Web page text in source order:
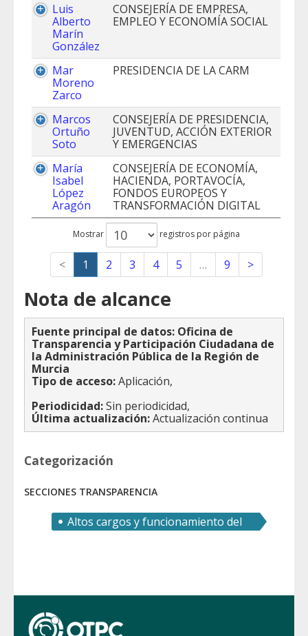
Luis
Alberto
Marín
González
CONSEJERÍA DE EMPRESA,
EMPLEO Y ECONOMÍA SOCIAL
Mar
Moreno
Zarco
PRESIDENCIA DE LA CARM
Marcos
Ortuño
Soto
CONSEJERÍA DE PRESIDENCIA,
JUVENTUD, ACCIÓN EXTERIOR
Y EMERGENCIAS
María
Isabel
López
Aragón
CONSEJERÍA DE ECONOMÍA,
HACIENDA, PORTAVOCÍA,
FONDOS EUROPEOS Y
TRANSFORMACIÓN DIGITAL
Mostrar registros por página
< 1 2 3 4 5 … 9 >
Nota de alcance
Fuente principal de datos: Oficina de
Transparencia y Participación Ciudadana de
la Administración Pública de la Región de
Murcia
Tipo de acceso:Aplicación,
Periodicidad:Sin periodicidad,
Última actualización:Actualización continua
Categorización
SECCIONES TRANSPARENCIA
Altos cargos y funcionamiento del